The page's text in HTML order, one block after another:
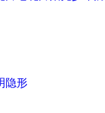
隐形